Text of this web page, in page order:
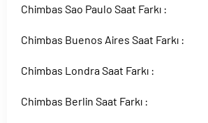
Chimbas Sao Paulo Saat Farkı :
Chimbas Buenos Aires Saat Farkı :
Chimbas Londra Saat Farkı :
Chimbas Berlin Saat Farkı :